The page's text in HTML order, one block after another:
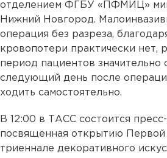
отделением ФГБУ «ПФМИЦ»
Нижний Новгород.
операция без разреза,
кровопотери практически нет,
период пациентов значительно
следующий день после
ходить самостоятельно.
В 12:00 в ТАСС состоится
посвященная открытию Первой
триеннале декоративного